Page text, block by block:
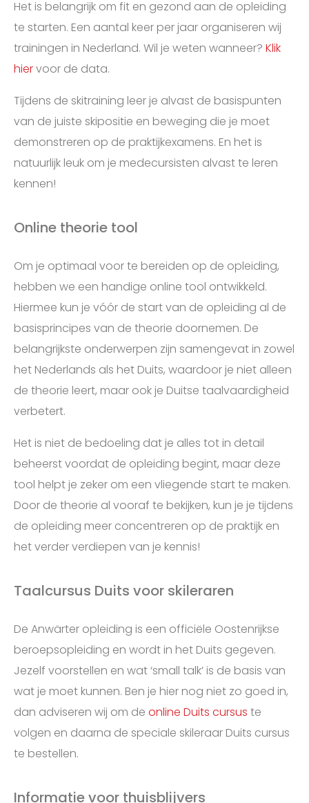
Het is belangrijk om fit en gezond aan de opleiding
te starten. Een aantal keer per jaar organiseren wij
trainingen in Nederland. Wil je weten wanneer? Klik
hiervoor de data.
Tijdens de skitraining leer je alvast de basispunten
van de juiste skipositie en beweging die je moet
demonstreren op de praktijkexamens. En het is
natuurlijk leuk om je medecursisten alvast te leren
kennen!
Online theorie tool
Om je optimaal voor te bereiden op de opleiding,
hebben we een handige online tool ontwikkeld.
Hiermee kun je vóór de start van de opleiding al de
basisprincipes van de theorie doornemen. De
belangrijkste onderwerpen zijn samengevat in zowel
het Nederlands als het Duits, waardoor je niet alleen
de theorie leert, maar ook je Duitse taalvaardigheid
verbetert.
Het is niet de bedoeling dat je alles tot in detail
beheerst voordat de opleiding begint, maar deze
tool helpt je zeker om een vliegende start te maken.
Door de theorie al vooraf te bekijken, kun je je tijdens
de opleiding meer concentreren op de praktijk en
het verder verdiepen van je kennis!
Taalcursus Duits voor skileraren
De Anwärter opleiding is een officiële Oostenrijkse
beroepsopleiding en wordt in het Duits gegeven.
Jezelf voorstellen en wat ‘small talk’ is de basis van
wat je moet kunnen. Ben je hier nog niet zo goed in,
dan adviseren wij om de online Duits cursus te
volgen en daarna de speciale skileraar Duits cursus
te bestellen.
Informatie voor thuisblijvers